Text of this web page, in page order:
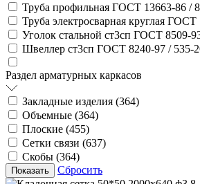
Труба профильная ГОСТ 13663-86 /
Труба электросварная круглая ГОСТ
Уголок стальной ст3сп ГОСТ 8509-
Швеллер ст3сп ГОСТ 8240-97 / 535-
Раздел арматурных каркасов
Закладные изделия (364)
Объемные (364)
Плоские (455)
Сетки связи (637)
Скобы (364)
Сбросить